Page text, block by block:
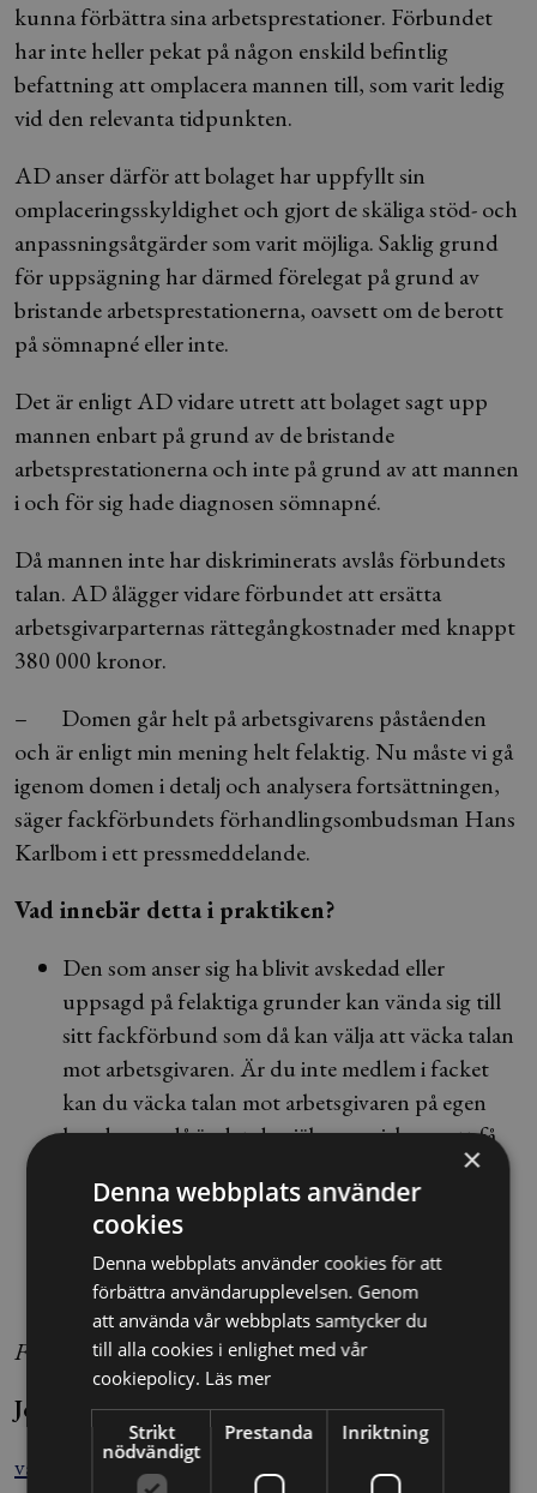
kunna förbättra sina arbetsprestationer. Förbundet
har inte heller pekat på någon enskild befintlig
befattning att omplacera mannen till, som varit ledig
vid den relevanta tidpunkten.
AD anser därför att bolaget har uppfyllt sin
omplaceringsskyldighet och gjort de skäliga stöd- och
anpassningsåtgärder som varit möjliga. Saklig grund
för uppsägning har därmed förelegat på grund av
bristande arbetsprestationerna, oavsett om de berott
på sömnapné eller inte.
Det är enligt AD vidare utrett att bolaget sagt upp
mannen enbart på grund av de bristande
arbetsprestationerna och inte på grund av att mannen
i och för sig hade diagnosen sömnapné.
Då mannen inte har diskriminerats avslås förbundets
talan. AD ålägger vidare förbundet att ersätta
arbetsgivarparternas rättegångkostnader med knappt
380 000 kronor.
– Domen går helt på arbetsgivarens påståenden
och är enligt min mening helt felaktig. Nu måste vi gå
igenom domen i detalj och analysera fortsättningen,
säger fackförbundets förhandlingsombudsman Hans
Karlbom i ett pressmeddelande.
Vad innebär detta i praktiken?
Den som anser sig ha blivit avskedad eller
uppsagd på felaktiga grunder kan vända sig till
sitt fackförbund som då kan välja att väcka talan
mot arbetsgivaren. Är du inte medlem i facket
kan du väcka talan mot arbetsgivaren på egen
hand, men då är det du själv som riskerar att få
betala arbetsgivarens rättegångskostnader om
domstolen anser att uppsägningen ändå var
korrekt.
Foto: TT
Johanna Haddäng/Vanja Eriksson
vanja.eriksson@blendow.se
×
Denna webbplats använder
cookies
Denna webbplats använder cookies för att
förbättra användarupplevelsen. Genom
att använda vår webbplats samtycker du
till alla cookies i enlighet med vår
cookiepolicy. Läs mer
Strikt
nödvändigt
Prestanda Inriktning